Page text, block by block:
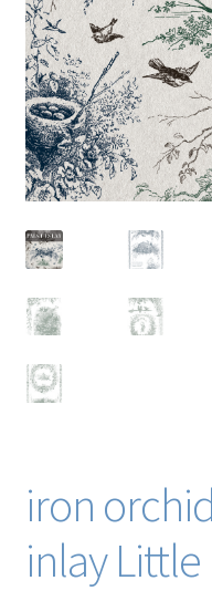
iron
inlay Little